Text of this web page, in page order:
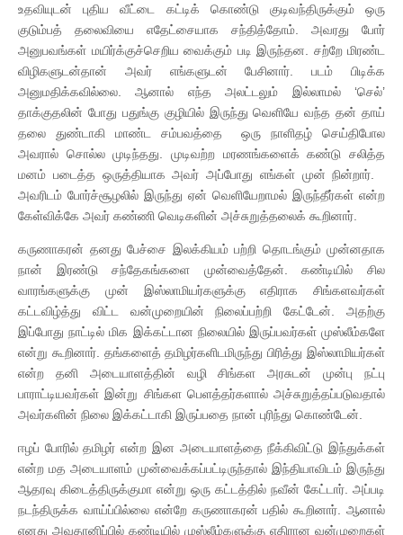
உதவியுடன் புதிய வீட்டை கட்டிக் கொண்டு குடிவந்திருக்கும் ஒரு
குடும்பத் தலைவியை எதேட்சையாக சந்தித்தோம். அவரது போர்
அனுபவங்கள் மயிர்க்குச்செறிய வைக்கும் படி இருந்தன. சற்றே மிரண்ட
விழிகளுடன்தான் அவர் எங்களுடன் பேசினார். படம் பிடிக்க
அனுமதிக்கவில்லை. ஆனால் எந்த அலட்டலும் இல்லாமல் ‘செல்’
தாக்குதலின் போது பதுங்கு குழியில் இருந்து வெளியே வந்த தன் தாய்
தலை துண்டாகி மாண்ட சம்பவத்தை ஒரு நாளிதழ் செய்திபோல
அவரால் சொல்ல முடிந்தது. முடிவற்ற மரணங்களைக் கண்டு சலித்த
மனம் படைத்த ஒருத்தியாக அவர் அப்போது எங்கள் முன் நின்றார்.
அவரிடம் போர்ச்சூழலில் இருந்து ஏன் வெளியேறாமல் இருந்தீர்கள் என்ற
கேள்விக்கே அவர் கண்ணி வெடிகளின் அச்சுறுத்தலைக் கூறினார்.
கருணாகரன் தனது பேச்சை இலக்கியம் பற்றி தொடங்கும் முன்னதாக
நான் இரண்டு சந்தேகங்களை முன்வைத்தேன். கண்டியில் சில
வாரங்களுக்கு முன் இஸ்லாமியர்களுக்கு எதிராக சிங்களவர்கள்
கட்டவிழ்த்து விட்ட வன்முறையின் நிலைப்பற்றி கேட்டேன். அதற்கு
இப்போது நாட்டில் மிக இக்கட்டான நிலையில் இருப்பவர்கள் முஸ்லீம்களே
என்று கூறினார். தங்களைத் தமிழர்களிடமிருந்து பிரித்து இஸ்லாமியர்கள்
என்ற தனி அடையாளத்தின் வழி சிங்கள அரசுடன் முன்பு நட்பு
பாராட்டியவர்கள் இன்று சிங்கள பெளத்தர்களால் அச்சுறுத்தப்படுவதால்
அவர்களின் நிலை இக்கட்டாகி இருப்பதை நான் புரிந்து கொண்டேன்.
ஈழப் போரில் தமிழர் என்ற இன அடையாளத்தை நீக்கிவிட்டு இந்துக்கள்
என்ற மத அடையாளம் முன்வைக்கப்பட்டிருந்தால் இந்தியாவிடம் இருந்து
ஆதரவு கிடைத்திருக்குமா என்று ஒரு கட்டத்தில் நவீன் கேட்டார். அப்படி
நடந்திருக்க வாய்ப்பில்லை என்றே கருணாகரன் பதில் கூறினார். ஆனால்
எனது அவதானிப்பில் கண்டியில் முஸ்லீம்களுக்கு எதிரான வன்முறைகள்